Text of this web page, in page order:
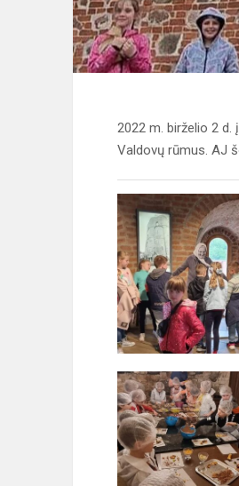
2022 m. birželio 2 d.
Valdovų rūmus. AJ